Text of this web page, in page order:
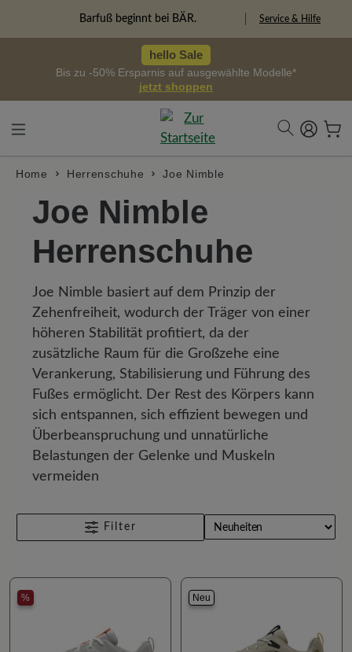
Barfuß beginnt bei BÄR. Service & Hilfe
hello Sale
Bis zu -50% Ersparnis auf ausgewählte Modelle*
jetzt shoppen
Home Herrenschuhe Joe Nimble
Joe Nimble
Herrenschuhe
Joe Nimble basiert auf dem Prinzip der
Zehenfreiheit, wodurch der Träger von einer
höheren Stabilität profitiert, da der
zusätzliche Raum für die Großzehe eine
Verankerung, Stabilisierung und Führung des
Fußes ermöglicht. Der Rest des Körpers kann
sich entspannen, sich effizient bewegen und
Überbeanspruchung und unnatürliche
Belastungen der Gelenke und Muskeln
vermeiden
Filter
% Neu